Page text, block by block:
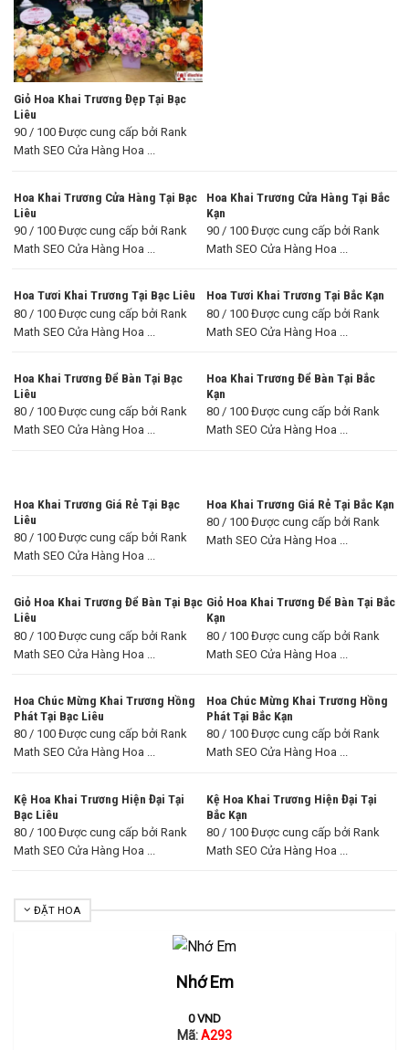
Giỏ Hoa Khai Trương Đẹp Tại Bạc
Liêu
90 / 100 Được cung cấp bởi Rank
Math SEO Cửa Hàng Hoa ...
Hoa Khai Trương Cửa Hàng Tại Bạc
Liêu
90 / 100 Được cung cấp bởi Rank
Math SEO Cửa Hàng Hoa ...
Hoa Khai Trương Cửa Hàng Tại Bắc
Kạn
90 / 100 Được cung cấp bởi Rank
Math SEO Cửa Hàng Hoa ...
Hoa Tươi Khai Trương Tại Bạc Liêu
80 / 100 Được cung cấp bởi Rank
Math SEO Cửa Hàng Hoa ...
Hoa Tươi Khai Trương Tại Bắc Kạn
80 / 100 Được cung cấp bởi Rank
Math SEO Cửa Hàng Hoa ...
Hoa Khai Trương Để Bàn Tại Bạc
Liêu
80 / 100 Được cung cấp bởi Rank
Math SEO Cửa Hàng Hoa ...
Hoa Khai Trương Để Bàn Tại Bắc
Kạn
80 / 100 Được cung cấp bởi Rank
Math SEO Cửa Hàng Hoa ...
Hoa Khai Trương Giá Rẻ Tại Bạc
Liêu
80 / 100 Được cung cấp bởi Rank
Math SEO Cửa Hàng Hoa ...
Hoa Khai Trương Giá Rẻ Tại Bắc Kạn
80 / 100 Được cung cấp bởi Rank
Math SEO Cửa Hàng Hoa ...
Giỏ Hoa Khai Trương Để Bàn Tại Bạc
Liêu
80 / 100 Được cung cấp bởi Rank
Math SEO Cửa Hàng Hoa ...
Giỏ Hoa Khai Trương Để Bàn Tại Bắc
Kạn
80 / 100 Được cung cấp bởi Rank
Math SEO Cửa Hàng Hoa ...
Hoa Chúc Mừng Khai Trương Hồng
Phát Tại Bạc Liêu
80 / 100 Được cung cấp bởi Rank
Math SEO Cửa Hàng Hoa ...
Hoa Chúc Mừng Khai Trương Hồng
Phát Tại Bắc Kạn
80 / 100 Được cung cấp bởi Rank
Math SEO Cửa Hàng Hoa ...
Kệ Hoa Khai Trương Hiện Đại Tại
Bạc Liêu
80 / 100 Được cung cấp bởi Rank
Math SEO Cửa Hàng Hoa ...
Kệ Hoa Khai Trương Hiện Đại Tại
Bắc Kạn
80 / 100 Được cung cấp bởi Rank
Math SEO Cửa Hàng Hoa ...
ĐẶT HOA
Nhớ Em
0VND
Mã:A293